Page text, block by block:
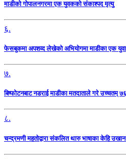
माडीको गोपालनगरमा एक युवकको संकाश्पद मृत्यु
६.
फेसबुकमा अपशव्द लेखेको अभियोगमा माडीका एक युवा
७.
बिष्फोटनबाट नडराई माडीका मतदाताले गरे उच्चतम्
८.
चन्द्रमणी महतोद्वारा संकलित थारु भाषाका केहि